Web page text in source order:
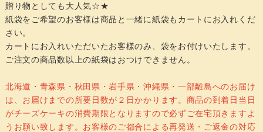
贈り物としても大人気☆★
紙袋をご希望のお客様は商品と一緒に紙袋もカートにお入れくだ
さい。
カートにお入れいただいたお客様のみ、袋をお付けいたします。
ご注文の商品数以上の紙袋はおつけできません。
北海道・青森県・秋田県・岩手県・沖縄県・一部離島へのお届け
は、お届けまでの所要日数が２日かかります。商品の到着日当日
がチーズケーキの消費期限となりますので必ずご在宅頂きますよ
うお願い致します。お客様のご都合による再発送・ご返金の対応